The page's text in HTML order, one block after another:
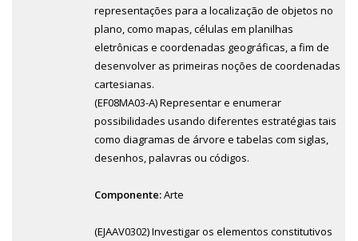
representações para a localização de objetos no
plano, como mapas, células em planilhas
eletrônicas e coordenadas geográficas, a fim de
desenvolver as primeiras noções de coordenadas
cartesianas.
(EF08MA03-A) Representar e enumerar
possibilidades usando diferentes estratégias tais
como diagramas de árvore e tabelas com siglas,
desenhos, palavras ou códigos.
Componente:Arte
(EJAAV0302) Investigar os elementos constitutivos